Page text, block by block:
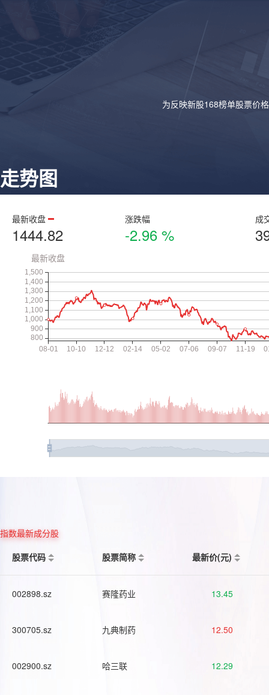
为反映新股168榜单股票价
走势图
最新收盘
1444.82
涨跌幅
-2.96 %
成
指数最新成分股
股票代码
股票简称 最新价(元)
002898.sz 赛隆药业 13.45
300705.sz 九典制药 12.50
002900.sz 哈三联 12.29